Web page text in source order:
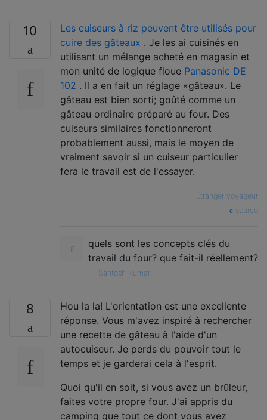
10
Les cuiseurs à riz peuvent être utilisés pour
cuire des gâteaux . Je les ai cuisinés en
utilisant un mélange acheté en magasin et
mon unité de logique floue Panasonic DE
102 . Il a en fait un réglage «gâteau». Le
gâteau est bien sorti; goûté comme un
gâteau ordinaire préparé au four. Des
cuiseurs similaires fonctionneront
probablement aussi, mais le moyen de
vraiment savoir si un cuiseur particulier
fera le travail est de l'essayer.
Étranger voyageur
source
quels sont les concepts clés du
travail du four? que fait-il réellement?
Santosh Kumar
8
Hou la la! L'orientation est une excellente
réponse. Vous m'avez inspiré à rechercher
une recette de gâteau à l'aide d'un
autocuiseur. Je perds du pouvoir tout le
temps et je garderai cela à l'esprit.
Quoi qu'il en soit, si vous avez un brûleur,
faites votre propre four. J'ai appris du
camping que tout ce dont vous avez